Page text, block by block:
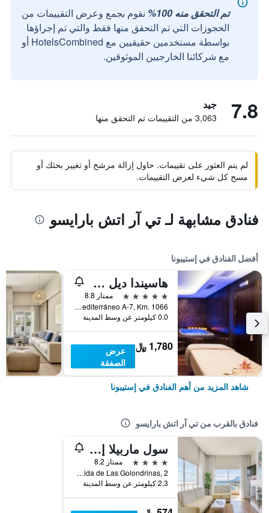
تم التحقق منه 100%
نقوم بجمع وعرض التقييمات من
الحجوزات التي تم التحقق منها فقط والتي تم إجراؤها
بواسطة مستخدمين حقيقيين مع HotelsCombined أو
مع شركائنا الخارجيين الموثوقين.
7.8 جيد
3,063 من التقييمات تم التحقق منها
لم يتم العثور على تقييمات. حاول إزالة مرشح أو تغيير بحثك أو
مسح كل شيء لعرض التقييمات.
فنادق مشابهة لـ تي آر اتش بارايسو
أفضل الفنادق في إستيبونا
هاسيندا ديل مار ميمبر أوف ميليا كوليكشن
5 نجوم
ممتاز 8.8
Autovía Del Mediterráneo A-7, Km. 1066, إستيبونا, منطقة أندلوسيا, أسبانيا
0.0 كيلومتر عن وسط المدينة
1,780 ﷼
عرض
الصفقة
شاهد المزيد من أهم الفنادق في إستيبونا
فنادق بالقرب من تي آر اتش بارايسو
سول ماربيلا إستيبونا - أتالايا بارك
4 نجوم
ممتاز 8.2
Avenida de Las Golondrinas, 2, إستيبونا, منطقة أندلوسيا, أسبانيا
2.3 كيلومتر عن وسط المدينة